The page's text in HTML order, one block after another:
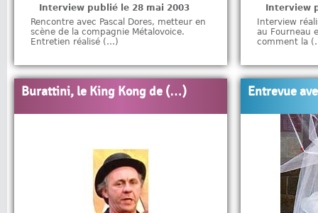
Interview publié le 28 mai 2003
Rencontre avec Pascal Dores, metteur en
scène de la compagnie Métalovoice.
Entretien réalisé (…)
Interview
Interview
au Fourneau
comment la
Burattini, le King Kong de (…) Entrevue